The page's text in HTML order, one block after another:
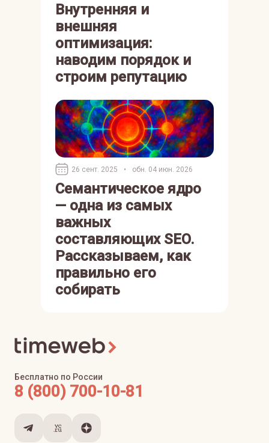
Внутренняя и
внешняя
оптимизация:
наводим порядок и
строим репутацию
26 сент. 2025 • обн. 04 июн. 2026
Семантическое ядро
— одна из самых
важных
составляющих SEO.
Рассказываем, как
правильно его
собирать
Бесплатно по России
8 (800) 700-10-81